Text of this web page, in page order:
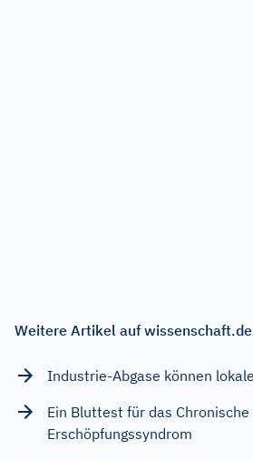
Weitere Artikel auf wissenschaft.de
Industrie-Abgase können
Ein Bluttest für das Chronische
Erschöpfungssyndrom